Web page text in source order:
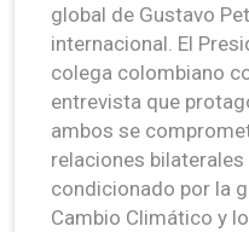
global de Gustavo
internacional. El
colega colombiano
entrevista que
ambos se
relaciones
condicionado por la
Cambio Climático y